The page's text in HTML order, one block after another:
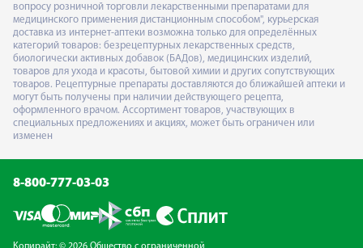
вопросу розничной торговли лекарственными препаратами для
медицинского применения дистанционным способом", курьерская
доставка из интернет-аптеки возможна только для определённых
категорий товаров: безрецептурных лекарственных средств,
биологически активных добавок (БАДов), медицинских изделий,
товаров для ухода и красоты, бытовой химии и других сопутствующих
товаров. Рецептурные препараты доставляются до ближайшей аптеки и
могут быть получены при наличии действующего рецепта,
оформленного врачом. Ассортимент товаров, участвующих в
специальных предложениях и акциях, может быть ограничен или
изменен
8-800-777-03-03